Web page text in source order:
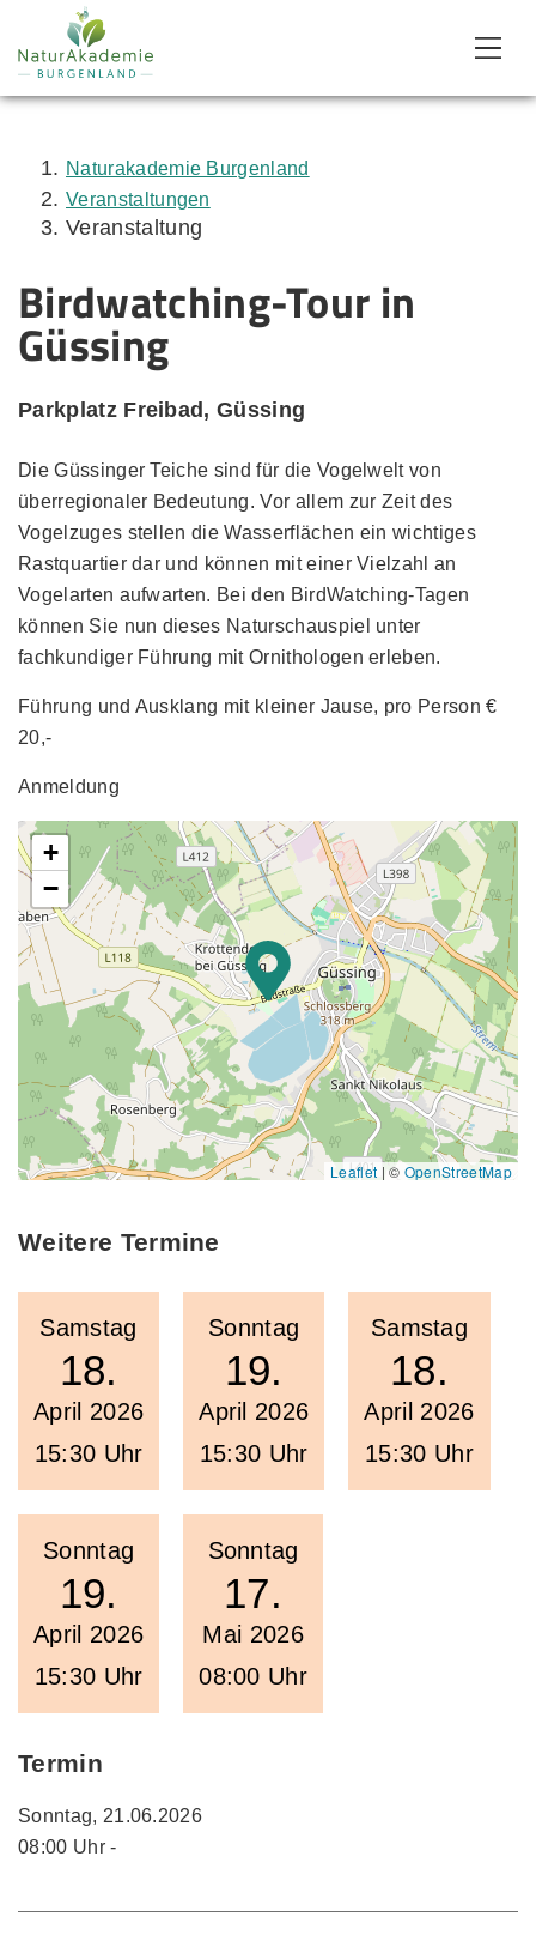
Zum Inhalt
Zum Menü
Zur Suche
Naturakademie Burgenland
Veranstaltungen
Veranstaltung
Birdwatching-Tour in
Güssing
Parkplatz Freibad, Güssing
Die Güssinger Teiche sind für die Vogelwelt von
überregionaler Bedeutung. Vor allem zur Zeit des
Vogelzuges stellen die Wasserflächen ein wichtiges
Rastquartier dar und können mit einer Vielzahl an
Vogelarten aufwarten. Bei den BirdWatching-Tagen
können Sie nun dieses Naturschauspiel unter
fachkundiger Führung mit Ornithologen erleben.
Führung und Ausklang mit kleiner Jause, pro Person €
20,-
Anmeldung
+
−
Leaflet | © OpenStreetMap
Weitere Termine
Samstag
18.
April 2026
15:30 Uhr
Sonntag
19.
April 2026
15:30 Uhr
Samstag
18.
April 2026
15:30 Uhr
Sonntag
19.
April 2026
15:30 Uhr
Sonntag
17.
Mai 2026
08:00 Uhr
Termin
Sonntag, 21.06.2026
08:00 Uhr -